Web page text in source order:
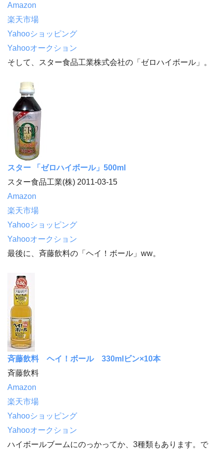
Amazon
楽天市場
Yahooショッピング
Yahooオークション
そして、スター食品工業株式会社の「ゼロハイボール」。
スター 「ゼロハイボール」500ml
スター食品工業(株) 2011-03-15
Amazon
楽天市場
Yahooショッピング
Yahooオークション
最後に、斉藤飲料の「ヘイ！ボール」ww。
斉藤飲料 ヘイ！ボール 330mlビン×10本
斉藤飲料
Amazon
楽天市場
Yahooショッピング
Yahooオークション
ハイボールブームにのっかってか、3種類もあります。で